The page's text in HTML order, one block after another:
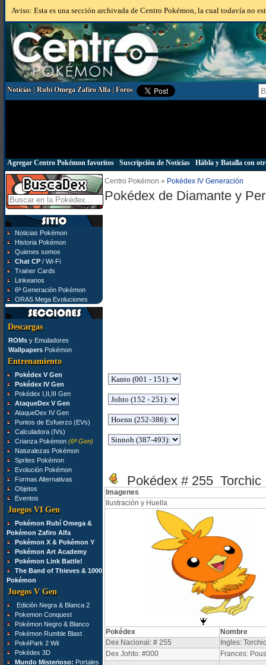
Aviso: Esta es una sección archivada de Centro Pokémon, la cual todavía no
Noticias|Rubí Omega Zafiro Alfa|Foros
Agregar Centro Pokémon favoritos| Suscripción de Noticias| Hábla y Batalla con
Noticias Pokémon
Historia Pokémon
Quienes somos
Chat CP/ Wi-Fi
Trainer Cards
Linkeanos
6ª Generación Pokémon
ORAS Mega Evoluciones
Descargas
ROMsy Emuladores
WallpapersPokémon
Entrenamiento
Pokédex V Gen
Pokédex IV Gen
Pokédex I,II,III Gen
AtaqueDex V Gen
AtaqueDex IV Gen
Puntos de Esfuerzo (EVs)
Calculadora (IVs)
Crianza Pokémon (6ª Gen)
Naturalezas Pokémon
Sprites Pokémon
Evolución Pokémon
Formas Alternativas
Objetos
Eventos
Juegos VI Gen
Pokémon Rubí Omega &
Pokémon Zafiro Alfa
Pokémon X & Pokémon Y
Pokémon Art Academy
Pokémon Link Battle!
The Band of Thieves & 1000
Pokémon
Juegos V Gen
Edición Negra & Blanca 2
Pokemon Conquest
Pokémon Negro & Blanco
Pokémon Rumble Blast
PokéPark 2 Wii
Pokédex 3D
Mundo Misterioso: Portales
Centro Pokémon » Pokédex IV Generación
Pokédex de Diamante y
Pokédex # 255 Torchic
Imagenes
Ilustración y Huella
Pokédex
Nombre
Dex Nacional: # 255
Ingles: Torchic
Dex Johto: #000
Frances: